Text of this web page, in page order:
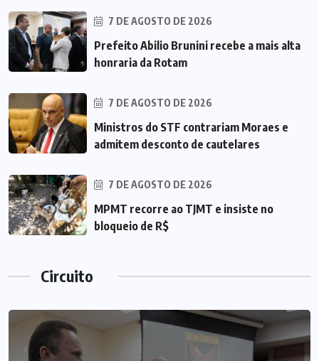
7 DE AGOSTO DE 2026
Prefeito Abilio Brunini recebe a mais alta
honraria da Rotam
7 DE AGOSTO DE 2026
Ministros do STF contrariam Moraes e
admitem desconto de cautelares
7 DE AGOSTO DE 2026
MPMT recorre ao TJMT e insiste no
bloqueio de R$
Circuito